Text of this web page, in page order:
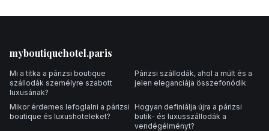
myboutiquehotel.paris
Mi a titka a párizsi boutique
szállodák személyre szabott
luxusának?
Párizsi szállodák, ahol a múlt és a
jelen eleganciája összefonódik
Mikor érdemes lefoglalni a párizsi
boutique és luxushoteleket?
Hogyan definiálja újra a párizsi
butik- és luxusszállodák a
vendégélményt?